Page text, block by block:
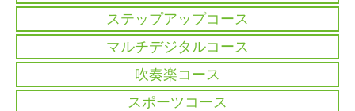
ステップアップコース
マルチデジタルコース
吹奏楽コース
スポーツコース